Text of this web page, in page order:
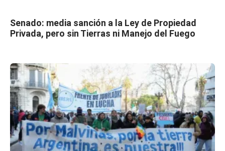
Senado: media sanción a la Ley de Propiedad
Privada, pero sin Tierras ni Manejo del Fuego